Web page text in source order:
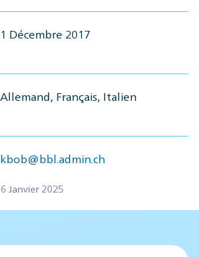
1 Décembre 2017
Allemand, Français, Italien
kbob@bbl.admin.ch
Janvier 2025